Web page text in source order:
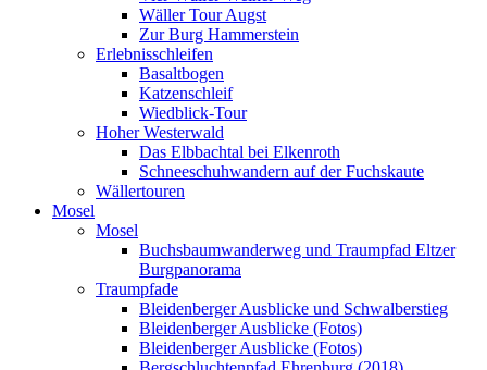
Wäller Tour Augst
Zur Burg Hammerstein
Erlebnisschleifen
Basaltbogen
Katzenschleif
Wiedblick-Tour
Hoher Westerwald
Das Elbbachtal bei Elkenroth
Schneeschuhwandern auf der Fuchskaute
Wällertouren
Mosel
Mosel
Buchsbaumwanderweg und Traumpfad Eltzer
Burgpanorama
Traumpfade
Bleidenberger Ausblicke und Schwalberstieg
Bleidenberger Ausblicke (Fotos)
Bleidenberger Ausblicke (Fotos)